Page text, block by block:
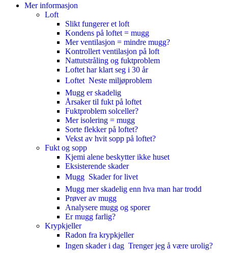
Mer informasjon
Loft
Slikt fungerer et loft
Kondens på loftet = mugg
Mer ventilasjon = mindre mugg?
Kontrollert ventilasjon på loft
Nattutstråling og fuktproblem
Loftet har klart seg i 30 år
Loftet  Neste miljøproblem
Mugg er skadelig
Årsaker til fukt på loftet
Fuktproblem solceller?
Mer isolering = mugg
Sorte flekker på loftet?
Vekst av hvit sopp på loftet?
Fukt og sopp
Kjemi alene beskytter ikke huset
Eksisterende skader
Mugg  Skader for livet
Mugg mer skadelig enn hva man har trodd
Prøver av mugg
Analysere mugg og sporer
Er mugg farlig?
Krypkjeller
Radon fra krypkjeller
Ingen skader i dag  Trenger jeg å være urolig?